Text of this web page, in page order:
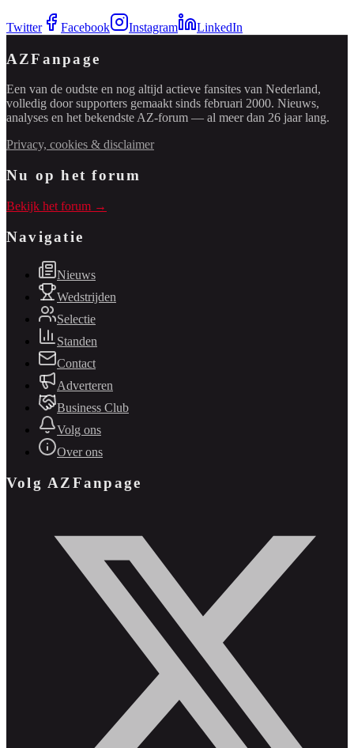
Twitter Facebook Instagram LinkedIn
AZFanpage
Een van de oudste en nog altijd actieve fansites van Nederland,
volledig door supporters gemaakt sinds februari 2000. Nieuws,
analyses en het bekendste AZ-forum — al meer dan 26 jaar lang.
Privacy, cookies & disclaimer
Nu op het forum
Bekijk het forum →
Navigatie
Nieuws
Wedstrijden
Selectie
Standen
Contact
Adverteren
Business Club
Volg ons
Over ons
Volg AZFanpage